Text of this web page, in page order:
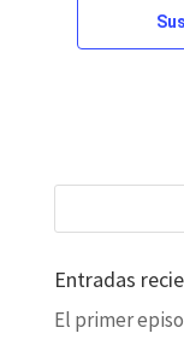
Entradas
El primer